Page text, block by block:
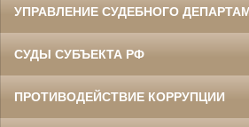
УПРАВЛЕНИЕ СУДЕБНОГО
СУДЫ СУБЪЕКТА РФ
ПРОТИВОДЕЙСТВИЕ КОРРУПЦИИ